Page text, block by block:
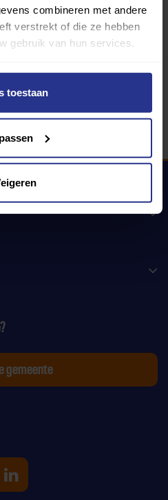
combineren met andere
verstrekt of die ze hebben
gebruik van hun services.
toestaan
340 gemeenten
Facebook
op Instagram
Sporten op Youtube
Uniek Sporten op
gemeente